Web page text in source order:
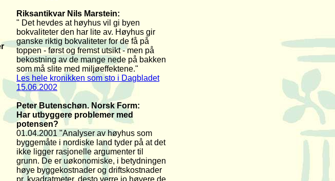
Riksantikvar Nils Marstein:
" Det hevdes at høyhus vil gi byen
bokvaliteter den har lite av. Høyhus gir
ganske riktig bokvaliteter for de få på
toppen - først og fremst utsikt - men på
bekostning av de mange nede på bakken
som må slite med miljøeffektene."
Les hele kronikken som sto i Dagbladet
15.06.2002
Peter Butenschøn. Norsk Form:
Har utbyggere problemer med
potensen?
01.04.2001 "Analyser av høyhus som
byggemåte i nordiske land tyder på at det
ikke ligger rasjonelle argumenter til
grunn. De er uøkonomiske, i betydningen
høye byggekostnader og driftskostnader
pr. kvadratmeter, desto verre jo høyere de